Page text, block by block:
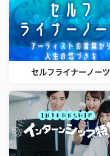
セルフライナーノーツ